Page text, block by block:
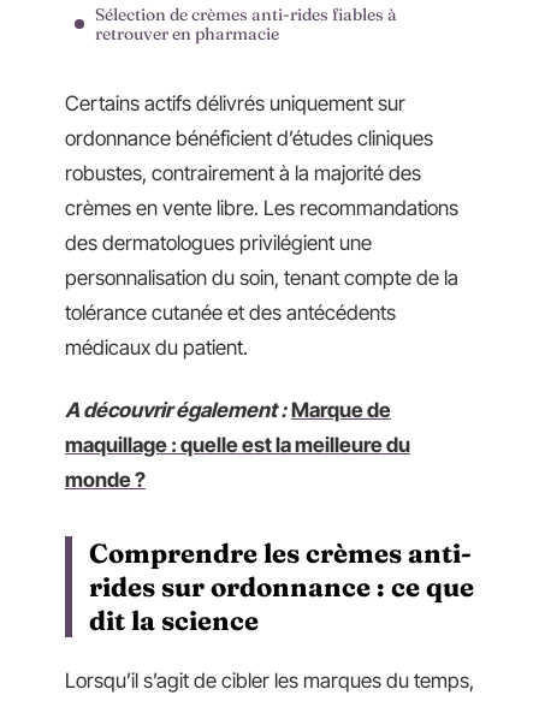
Sélection de crèmes anti-rides fiables à
retrouver en pharmacie
Certains actifs délivrés uniquement sur
ordonnance bénéficient d’études cliniques
robustes, contrairement à la majorité des
crèmes en vente libre. Les recommandations
des dermatologues privilégient une
personnalisation du soin, tenant compte de la
tolérance cutanée et des antécédents
médicaux du patient.
A découvrir également : Marque de
maquillage : quelle est la meilleure du
monde ?
Comprendre les crèmes anti-
rides sur ordonnance : ce que
dit la science
Lorsqu’il s’agit de cibler les marques du temps,